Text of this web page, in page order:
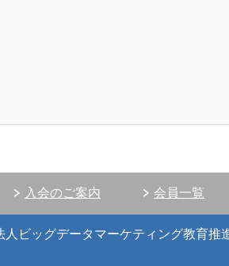
入会のご案内 会員一覧
人ビッグデータマーケティング教育推